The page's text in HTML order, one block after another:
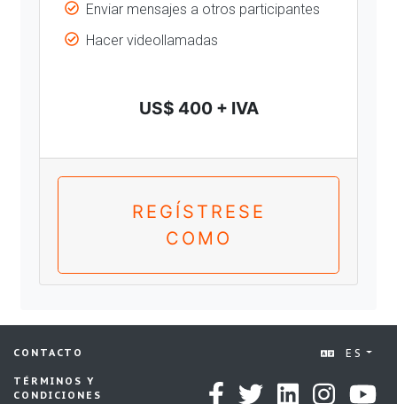
Enviar mensajes a otros participantes
Hacer videollamadas
US$ 400 + IVA
REGÍSTRESE
COMO
CONTACTO
TÉRMINOS Y
CONDICIONES
ES